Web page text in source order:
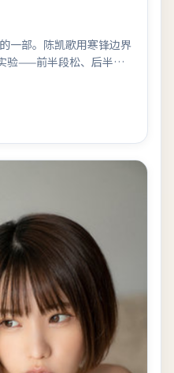
一部。陈凯歌用寒锋边界
验——前半段松、后半段